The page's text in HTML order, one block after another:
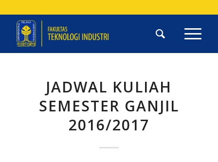
JADWAL KULIAH
SEMESTER GANJIL
2016/2017